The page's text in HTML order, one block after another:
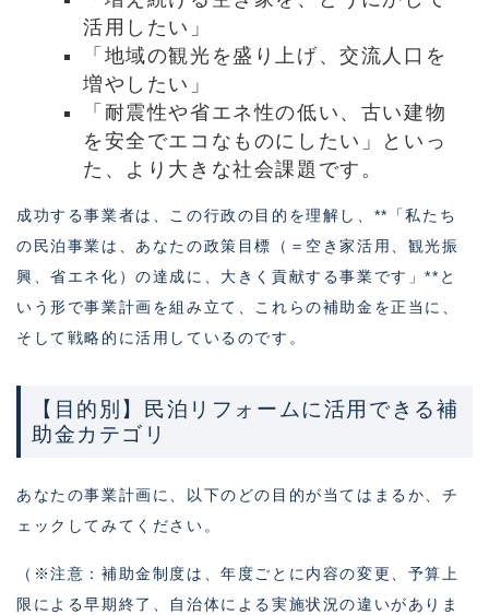
活用したい」
「地域の観光を盛り上げ、交流人口を
増やしたい」
「耐震性や省エネ性の低い、古い建物
を安全でエコなものにしたい」といっ
た、より大きな社会課題です。
成功する事業者は、この行政の目的を理解し、**「私たち
の民泊事業は、あなたの政策目標（＝空き家活用、観光振
興、省エネ化）の達成に、大きく貢献する事業です」**と
いう形で事業計画を組み立て、これらの補助金を正当に、
そして戦略的に活用しているのです。
【目的別】民泊リフォームに活用できる補
助金カテゴリ
あなたの事業計画に、以下のどの目的が当てはまるか、チ
ェックしてみてください。
（※注意：補助金制度は、年度ごとに内容の変更、予算上
限による早期終了、自治体による実施状況の違いがありま